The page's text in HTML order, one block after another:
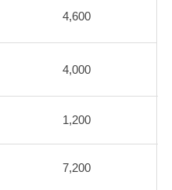
4,600
4,000
1,200
7,200